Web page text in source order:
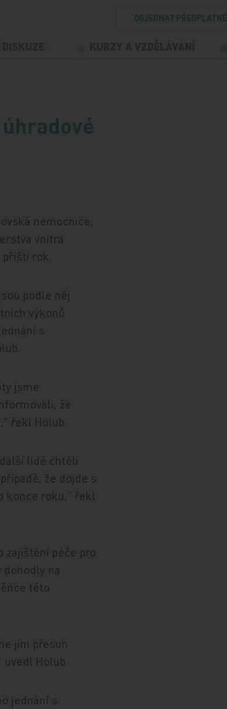
OBJEDNAT PŘEDPLATNÉ
nemocnice,
vnitra
rok.
podle něj
výkonů
s
jsme
že
řekl Holub.
lidé chtěli
že dojde s
konce roku," řekl
zajištění péče pro
na
této
jim přesun
Holub.
jednání s